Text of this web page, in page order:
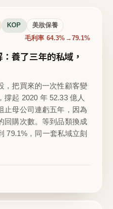
KOP 美妝保養
毛利率 64.3%→79.1%
養了三年的私域，
，把買來的一次性顧客變
撐起 2020 年 52.33 億人
止母公司連虧五年，因為
回購次數。等到品類換成
79.1%，同一套私域立刻